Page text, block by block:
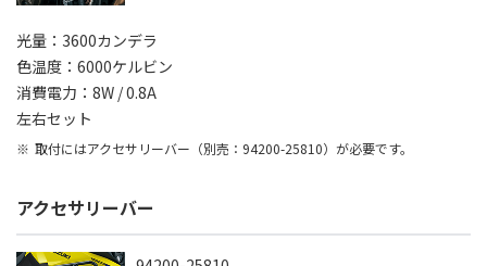
光量：3600カンデラ
色温度：6000ケルビン
消費電力：8W / 0.8A
左右セット
取付にはアクセサリーバー（別売：94200-25810）が必要です。
アクセサリーバー